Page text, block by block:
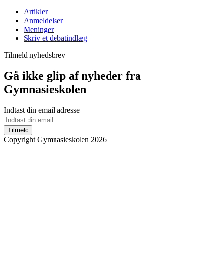
Artikler
Anmeldelser
Meninger
Skriv et debatindlæg
Tilmeld nyhedsbrev
Gå ikke glip af nyheder fra
Gymnasieskolen
Indtast din email adresse
Tilmeld
Copyright Gymnasieskolen 2026